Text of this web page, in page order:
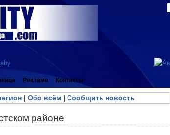
Реклама Контакты
| Обо всём| Сообщить новость
районе